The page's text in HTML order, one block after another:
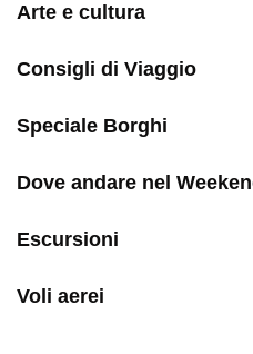
Arte e cultura
Consigli di Viaggio
Speciale Borghi
Dove andare nel
Escursioni
Voli aerei